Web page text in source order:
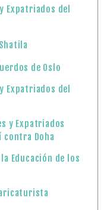
Expatriados del
de Oslo
Expatriados del
y Expatriados
Doha
Educación de los